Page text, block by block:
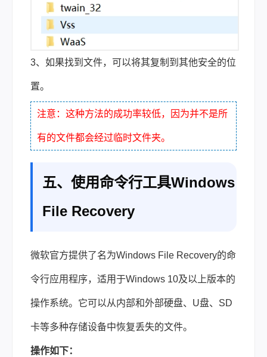
3、如果找到文件，可以将其复制到其他安全的位
置。
注意：这种方法的成功率较低，因为并不是所
有的文件都会经过临时文件夹。
五、使用命令行工具Windows
File Recovery
微软官方提供了名为Windows File Recovery的命
令行应用程序，适用于Windows 10及以上版本的
操作系统。它可以从内部和外部硬盘、U盘、SD
卡等多种存储设备中恢复丢失的文件。
操作如下：